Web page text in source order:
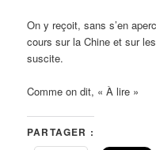
On y reçoit, sans s’en
cours sur la Chine et sur
suscite.
Comme on dit, « À lire »
PARTAGER :